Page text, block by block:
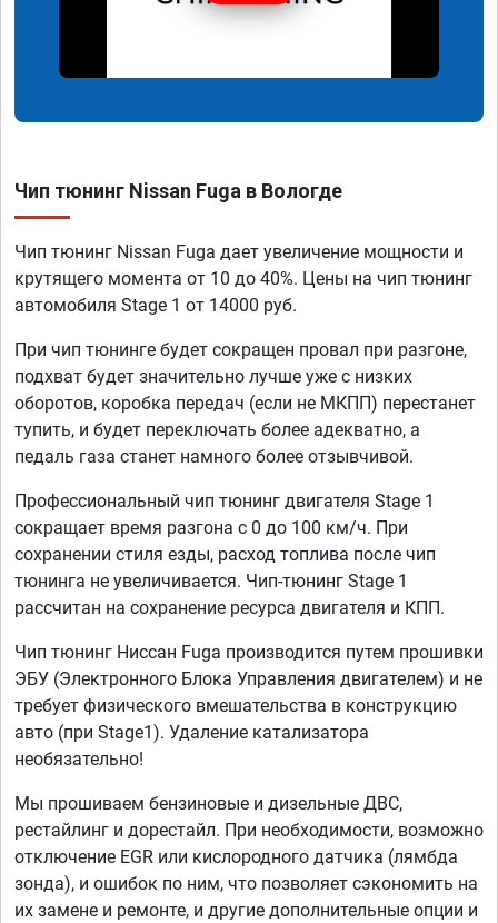
Чип тюнинг Nissan Fuga в Вологде
Чип тюнинг Nissan Fuga дает увеличение мощности и
крутящего момента от 10 до 40%. Цены на чип тюнинг
автомобиля Stage 1 от 14000 руб.
При чип тюнинге будет сокращен провал при разгоне,
подхват будет значительно лучше уже с низких
оборотов, коробка передач (если не МКПП) перестанет
тупить, и будет переключать более адекватно, а
педаль газа станет намного более отзывчивой.
Профессиональный чип тюнинг двигателя Stage 1
сокращает время разгона с 0 до 100 км/ч. При
сохранении стиля езды, расход топлива после чип
тюнинга не увеличивается. Чип-тюнинг Stage 1
рассчитан на сохранение ресурса двигателя и КПП.
Чип тюнинг Ниссан Fuga производится путем прошивки
ЭБУ (Электронного Блока Управления двигателем) и не
требует физического вмешательства в конструкцию
авто (при Stage1). Удаление катализатора
необязательно!
Мы прошиваем бензиновые и дизельные ДВС,
рестайлинг и дорестайл. При необходимости, возможно
отключение EGR или кислородного датчика (лямбда
зонда), и ошибок по ним, что позволяет сэкономить на
их замене и ремонте, и другие дополнительные опции и